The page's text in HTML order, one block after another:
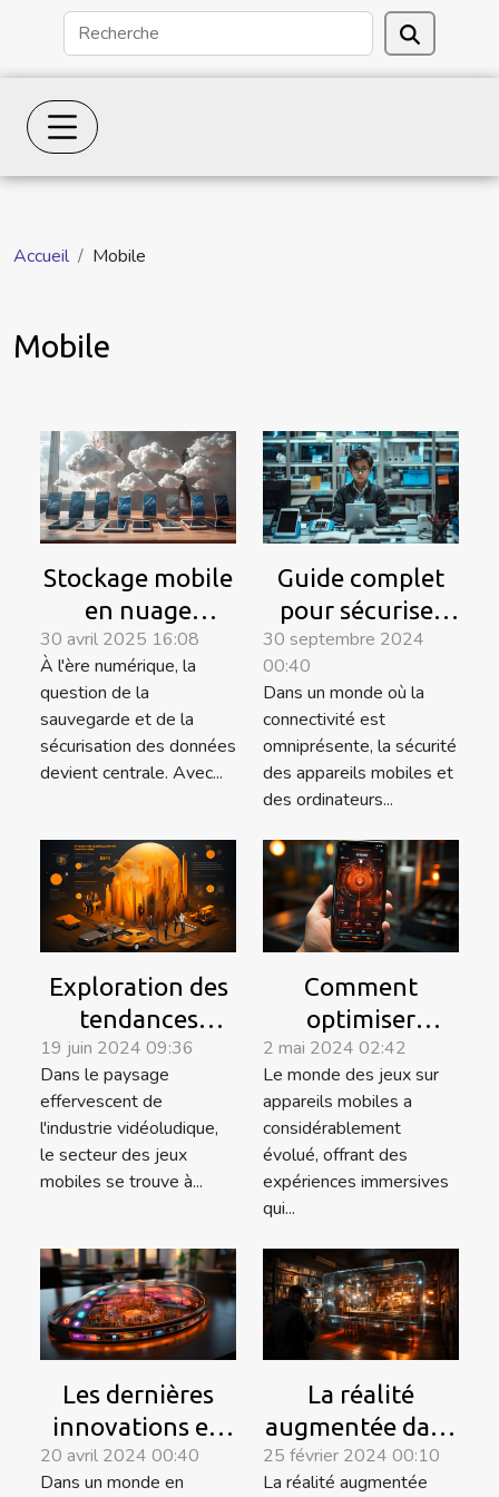
Accueil Mobile
Mobile
Stockage mobile
en nuage
comparatif des
services et
conseils pour
sécuriser vos
données
30 avril 2025 16:08
À l'ère numérique, la
question de la
sauvegarde et de la
sécurisation des données
devient centrale. Avec...
Guide complet
pour sécuriser
vos appareils
mobiles et
ordinateurs
30 septembre 2024
00:40
Dans un monde où la
connectivité est
omniprésente, la sécurité
des appareils mobiles et
des ordinateurs...
Exploration des
tendances
actuelles dans
les jeux mobiles
et leur impact
sur la
communauté
19 juin 2024 09:36
Dans le paysage
effervescent de
l'industrie vidéoludique,
le secteur des jeux
mobiles se trouve à...
Comment
optimiser
l'autonomie de
la batterie pour
des sessions de
jeu prolongées
sur mobile
2 mai 2024 02:42
Le monde des jeux sur
appareils mobiles a
considérablement
évolué, offrant des
expériences immersives
qui...
Les dernières
innovations en
matière de
smartphones et
20 avril 2024 00:40
Dans un monde en
La réalité
augmentée dans
les applications
mobiles : usages
25 février 2024 00:10
La réalité augmentée